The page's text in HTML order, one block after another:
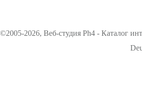
©2005-2026, Веб-студия Ph4 - Каталог